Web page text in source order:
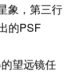
象，第三行
的PSF
望远镜任